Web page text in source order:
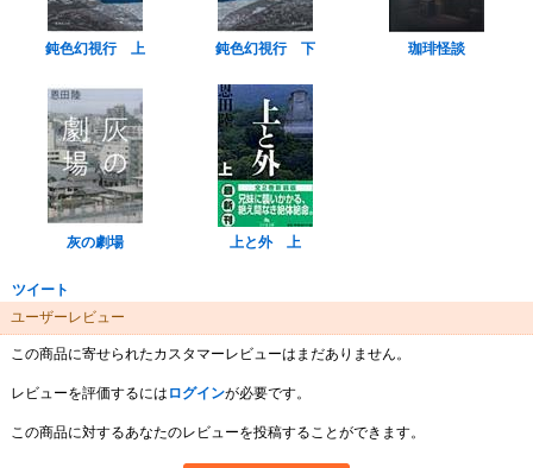
鈍色幻視行 上 鈍色幻視行 下 珈琲怪談
灰の劇場 上と外 上
ツイート
ユーザーレビュー
この商品に寄せられたカスタマーレビューはまだありません。
レビューを評価するには ログインが必要です。
この商品に対するあなたのレビューを投稿することができます。